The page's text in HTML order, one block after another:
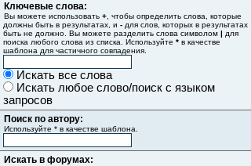
Ключевые слова:
Вы можете использовать + , чтобы определить слова, которые
должны быть в результатах, и - для слов, которых в результатах
быть не должно. Вы можете разделить слова символом | для
поиска любого слова из списка. Используйте * в качестве
шаблона для частичного совпадения.
Искать все слова
Искать любое слово/поиск с языком
запросов
Поиск по автору:
Используйте * в качестве шаблона.
Искать в форумах: